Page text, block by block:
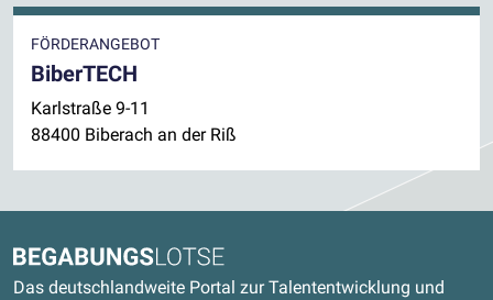
FÖRDERANGEBOT
BiberTECH
Karlstraße 9-11
88400 Biberach an der Riß
Begabungslotse
Das deutschlandweite Portal zur Talententwicklung und